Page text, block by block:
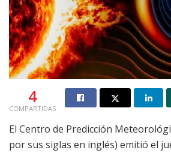
4
COMPARTIDAS
El Centro de Predicción
por sus siglas en inglés) emitió el